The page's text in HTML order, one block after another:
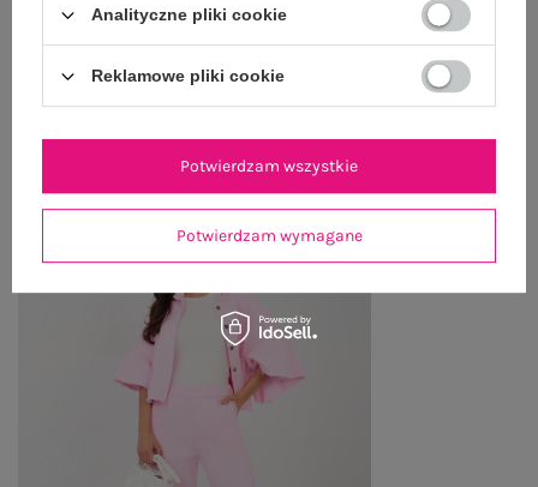
ZWROTY I REKLAMACJE
Analityczne pliki cookie
Reklamowe pliki cookie
Potwierdzam wymagane
Potwierdzam wszystkie